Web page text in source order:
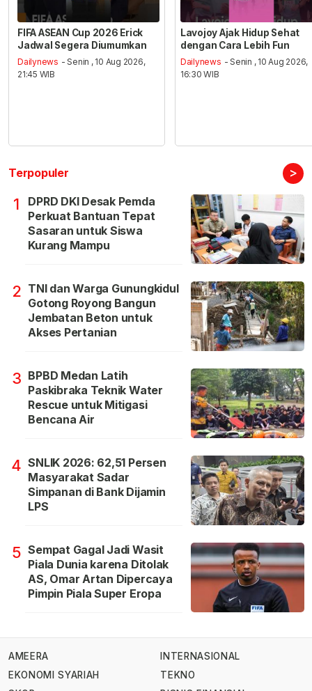
FIFA ASEAN Cup 2026 Erick
Jadwal Segera Diumumkan
Dailynews - Senin , 10 Aug 2026,
21:45 WIB
Lavojoy Ajak Hidup Sehat
dengan Cara Lebih Fun
Dailynews - Senin , 10 Aug 2026,
16:30 WIB
Terpopuler >
1
DPRD DKI Desak Pemda
Perkuat Bantuan Tepat
Sasaran untuk Siswa
Kurang Mampu
2 TNI dan Warga Gunungkidul
Gotong Royong Bangun
Jembatan Beton untuk
Akses Pertanian
3 BPBD Medan Latih
Paskibraka Teknik Water
Rescue untuk Mitigasi
Bencana Air
4 SNLIK 2026: 62,51 Persen
Masyarakat Sadar
Simpanan di Bank Dijamin
LPS
5 Sempat Gagal Jadi Wasit
Piala Dunia karena Ditolak
AS, Omar Artan Dipercaya
Pimpin Piala Super Eropa
AMEERA
EKONOMI SYARIAH
INTERNASIONAL
TEKNO